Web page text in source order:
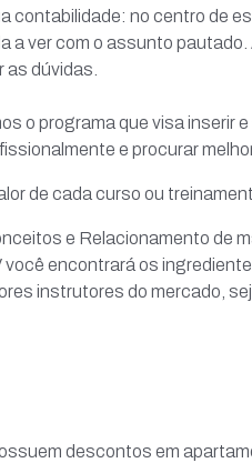
contabilidade: no centro de
a ver com o assunto
dúvidas.
o programa que visa inserir
e procurar
de cada curso ou
e Relacionamento de
encontrará os
instrutores do mercado,
descontos em